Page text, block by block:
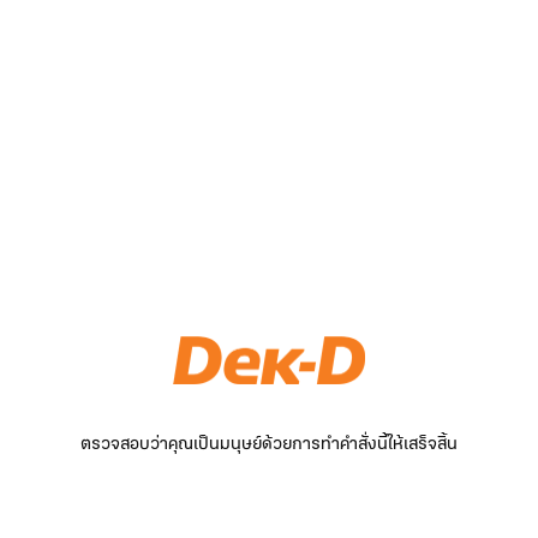
ตรวจสอบว่าคุณเป็นมนุษย์ด้วยการทำคำสั่งนี้ให้เสร็จสิ้น